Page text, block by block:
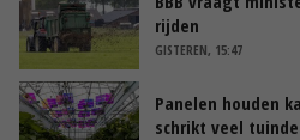
rijden
GISTEREN, 15:47
Panelen houden
schrikt veel